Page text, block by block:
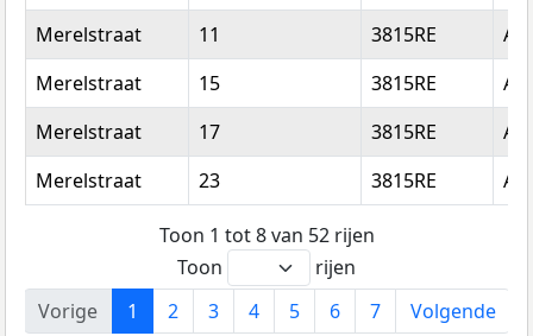
Merelstraat
11 3815RE
Merelstraat
15 3815RE
Merelstraat
17 3815RE
Merelstraat
23 3815RE
Toon 1 tot 8 van 52 rijen
Toon
rijen
Vorige
1 2 3 4 5 6 7 Volgende